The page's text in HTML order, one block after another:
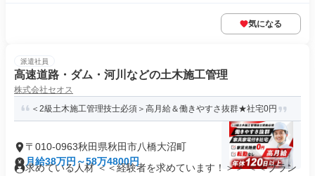
気になる
派遣社員
高速道路・ダム・河川などの土木施工管理
株式会社セオス
＜2級土木施工管理技士必須＞高月給＆働きやすさ抜群★社宅0円
〒010-0963秋田県秋田市八橋大沼町
月給38万円～58万4800円
求めている人材 ＜＜経験者を求めています！＞＞ ＜＜ブラン